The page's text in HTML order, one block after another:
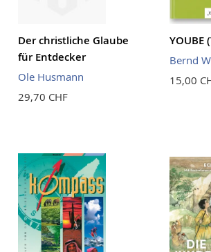
Der christliche Glaube
für Entdecker
Ole Husmann
29,70 CHF
YOUBE
Bernd
15,00